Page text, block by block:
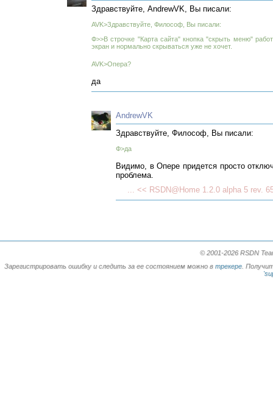
Здравствуйте, AndrewVK, Вы писали:
AVK>Здравствуйте, Философ, Вы писали:
Ф>>В строчке "Карта сайта" кнопка "скрыть меню"
экран и нормально скрываться уже не хочет.
AVK>Опера?
да
AndrewVK
Здравствуйте, Философ, Вы писали:
Ф>да
Видимо, в Опере придется просто
проблема.
... << RSDN@Home 1.2.0 alpha 5 rev.
© 2001-2026 RSDN
Зарегистрировать ошибку и следить за ее состоянием можно в трекере.